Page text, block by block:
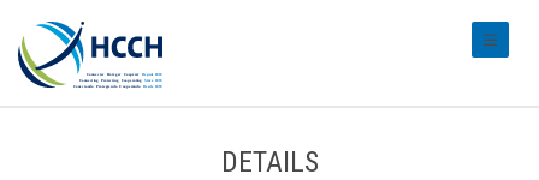
DETAILS